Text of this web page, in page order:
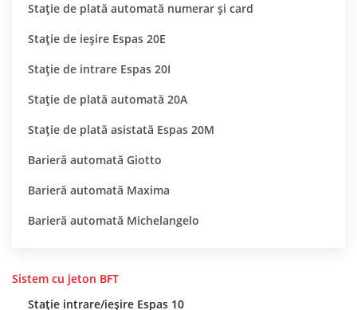
Stație de plată automată numerar și card
Stație de ieșire Espas 20E
Stație de intrare Espas 20I
Stație de plată automată 20A
Stație de plată asistată Espas 20M
Barieră automată Giotto
Barieră automată Maxima
Barieră automată Michelangelo
Sistem cu jeton BFT
Stație intrare/ieșire Espas 10